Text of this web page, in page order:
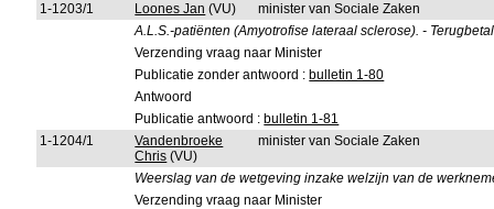
1-1203/1
Loones Jan (VU)
minister van Sociale Zaken
A.L.S.-patiënten (Amyotrofise lateraal sclerose). -
Verzending vraag naar Minister
Publicatie zonder antwoord : bulletin 1-80
Antwoord
Publicatie antwoord : bulletin 1-81
1-1204/1
Vandenbroeke
Chris (VU)
minister van Sociale Zaken
Weerslag van de wetgeving inzake welzijn van de
Verzending vraag naar Minister